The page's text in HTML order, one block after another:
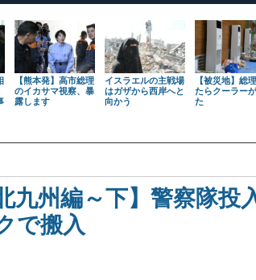
【熊本発】高市総理
のイカサマ視察、暴
露します
イスラエルの主戦場
はガザから西岸へと
向かう
【被災地】総
たらクーラー
た
九州編～下】警察隊投
で搬入